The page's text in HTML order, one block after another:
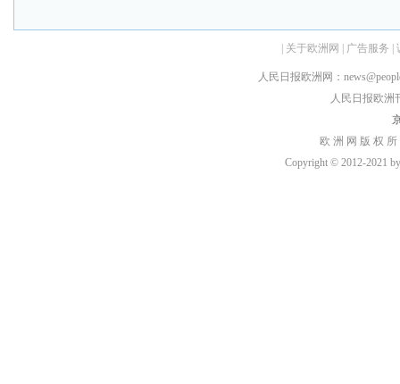
关于欧洲网 广告服务
人民日报欧洲网：
人民日报欧洲
欧 洲 网 版 权
Copyright © 2012-2021